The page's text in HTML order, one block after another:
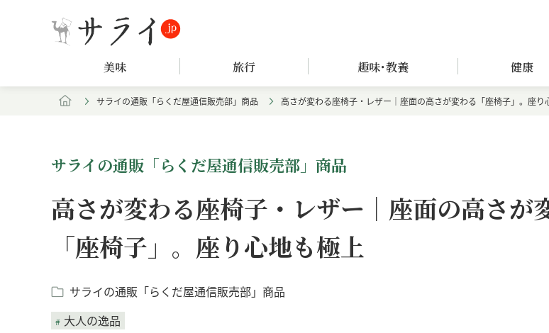
美味 旅行 趣味･教養 健康
サライの通販「らくだ屋通信販売部」商品 高さが変わる座椅子・レザー｜座面の高さが変わる「座椅子」。座り
サライの通販「らくだ屋通信販売部」商品
高さが変わる座椅子・レザー｜座面の高さが
「座椅子」。座り心地も極上
サライの通販「らくだ屋通信販売部」商品
大人の逸品